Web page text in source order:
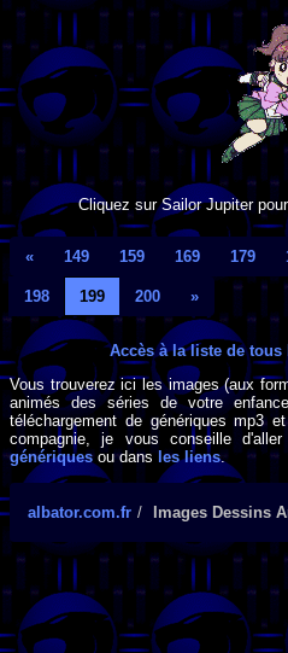
Cliquez sur Sailor Jupiter
« 149 159 169 179
198 199 200 »
Accès à la liste de
Vous trouverez ici les images (aux
animés des séries de votre
téléchargement de génériques mp3
compagnie, je vous conseille
génériquesou dans les liens.
albator.com.fr Images Dessins